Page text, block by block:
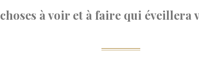
choses à voir et à faire qui éveillera